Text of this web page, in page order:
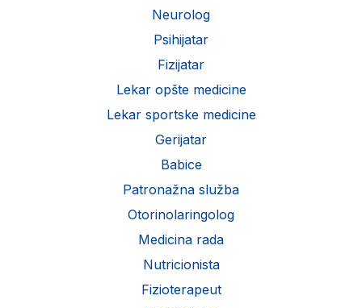
Neurolog
Psihijatar
Fizijatar
Lekar opšte medicine
Lekar sportske medicine
Gerijatar
Babice
Patronažna služba
Otorinolaringolog
Medicina rada
Nutricionista
Fizioterapeut